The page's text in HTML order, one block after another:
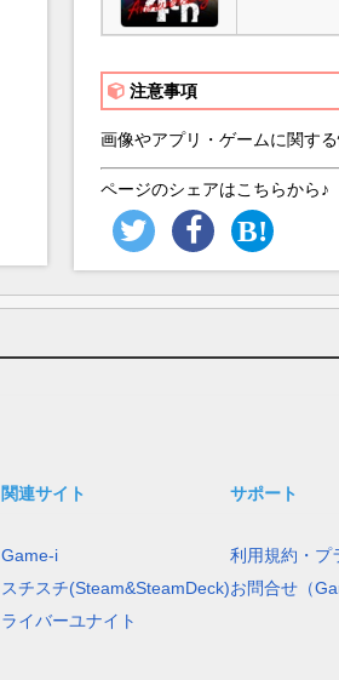
注意事項
画像やアプリ・ゲームに関す
ページのシェアはこちらから♪
関連サイト
Game-i
スチスチ(Steam&SteamDeck)
ライバーユナイト
サポート
利用規約・プ
お問合せ（